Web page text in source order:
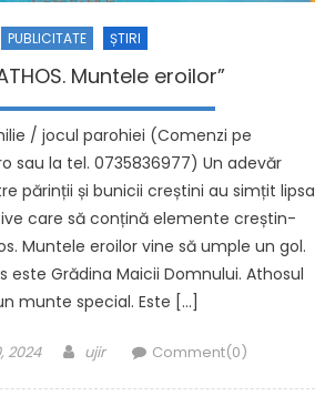
PUBLICITATE ȘTIRI
Muntele eroilor”
/ jocul parohiei (Comenzi pe
sau la tel. 0735836977) Un adevăr
părinții și bunicii creștini au simțit lipsa
care să conțină elemente creștin-
Muntele eroilor vine să umple un gol.
este Grădina Maicii Domnului. Athosul
munte special. Este […]
2024 Author
ujir Comment(0)